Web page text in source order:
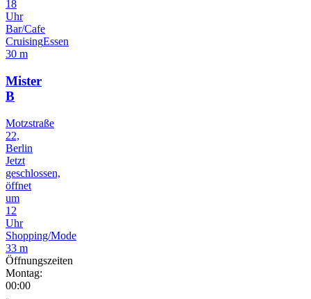
18
Uhr
Bar/Cafe
CruisingEssen
30 m
Mister
B
Motzstraße
22,
Berlin
Jetzt
geschlossen,
öffnet
um
12
Uhr
Shopping/Mode
33 m
Öffnungszeiten
Montag:
00:00